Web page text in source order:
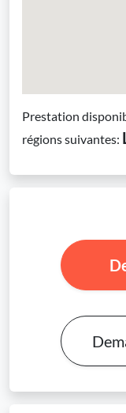
Prestation
régions suivantes: